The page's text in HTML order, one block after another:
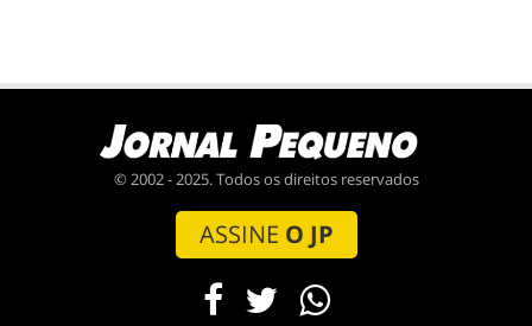
© 2002 - 2025. Todos os direitos reservados
ASSINE O JP